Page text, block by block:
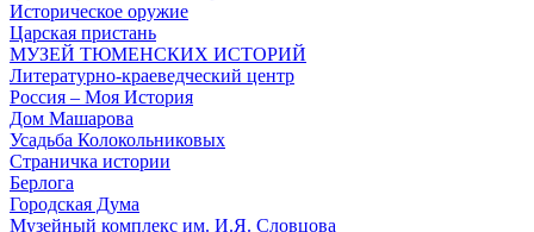
Историческое оружие
Царская пристань
МУЗЕЙ ТЮМЕНСКИХ ИСТОРИЙ
Литературно-краеведческий центр
Россия – Моя История
Дом Машарова
Усадьба Колокольниковых
Страничка истории
Берлога
Городская Дума
Музейный комплекс им. И.Я. Словцова